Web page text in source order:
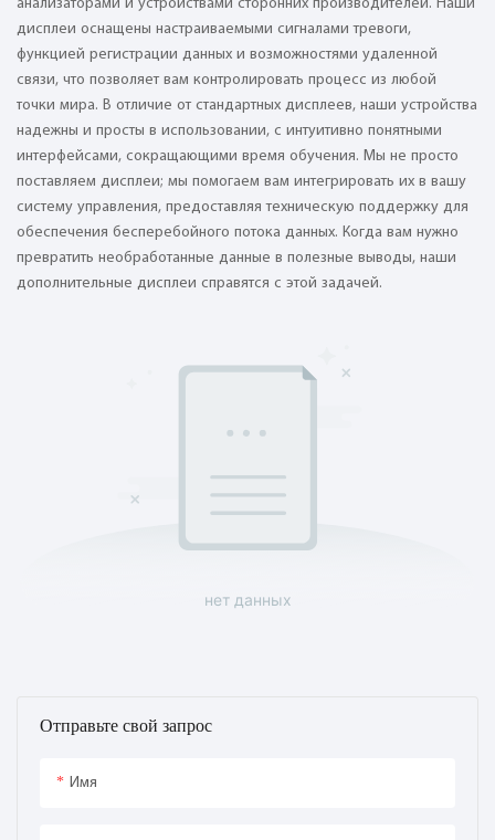
анализаторами и устройствами сторонних производителей. Наши
дисплеи оснащены настраиваемыми сигналами тревоги,
функцией регистрации данных и возможностями удаленной
связи, что позволяет вам контролировать процесс из любой
точки мира. В отличие от стандартных дисплеев, наши устройства
надежны и просты в использовании, с интуитивно понятными
интерфейсами, сокращающими время обучения. Мы не просто
поставляем дисплеи; мы помогаем вам интегрировать их в вашу
систему управления, предоставляя техническую поддержку для
обеспечения бесперебойного потока данных. Когда вам нужно
превратить необработанные данные в полезные выводы, наши
дополнительные дисплеи справятся с этой задачей.
Отправьте свой запрос
Имя
нет данных